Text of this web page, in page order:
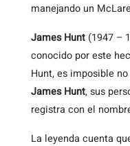
manejando un
James Hunt (1947 –
conocido por este
Hunt, es imposible
James Hunt, sus
registra con el
La leyenda cuenta